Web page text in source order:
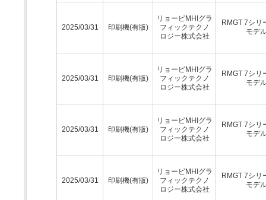
2025/03/31 印刷機(有版)
リョービMHIグラ
フィックテクノ
ロジー株式会社
RMGT 7シリ
モデ
2025/03/31 印刷機(有版)
リョービMHIグラ
フィックテクノ
ロジー株式会社
RMGT 7シリ
モデ
2025/03/31 印刷機(有版)
リョービMHIグラ
フィックテクノ
ロジー株式会社
RMGT 7シリ
モデ
2025/03/31 印刷機(有版)
リョービMHIグラ
フィックテクノ
ロジー株式会社
RMGT 7シリ
モデ